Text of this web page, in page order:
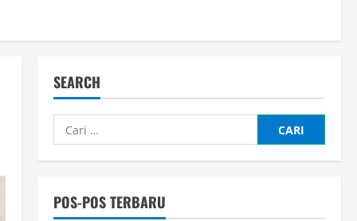
SEARCH
Cari
untuk:
POS-POS TERBARU